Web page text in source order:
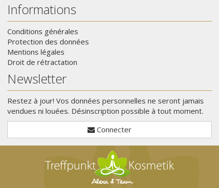
Informations
Conditions générales
Protection des données
Mentions légales
Droit de rétractation
Newsletter
Restez à jour! Vos données personnelles ne seront jamais
vendues ni louées. Désinscription possible à tout moment.
Connecter